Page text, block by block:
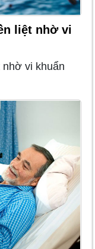
liệt nhờ vi
vi khuẩn